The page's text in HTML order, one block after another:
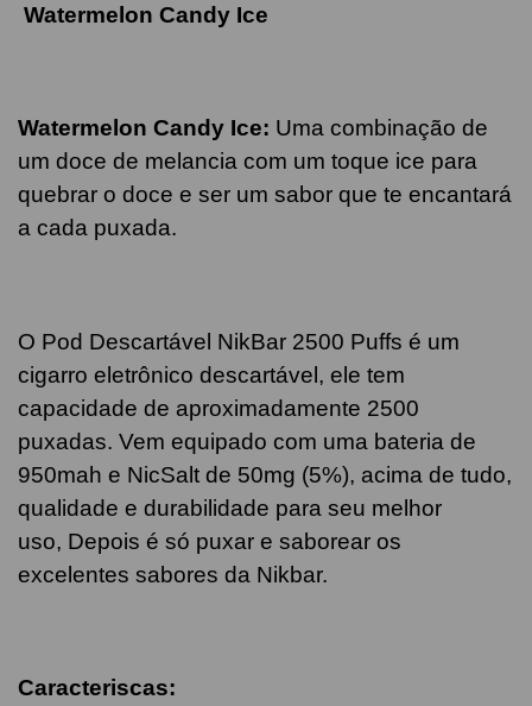
Watermelon Candy Ice
Watermelon Candy Ice: Uma combinação de
um doce de melancia com um toque ice para
quebrar o doce e ser um sabor que te encantará
a cada puxada.
O Pod Descartável NikBar 2500 Puffs é um
cigarro eletrônico descartável, ele tem
capacidade de aproximadamente 2500
puxadas. Vem equipado com uma bateria de
950mah e NicSalt de 50mg (5%), acima de tudo,
qualidade e durabilidade para seu melhor
uso, Depois é só puxar e saborear os
excelentes sabores da Nikbar.
Caracteriscas: